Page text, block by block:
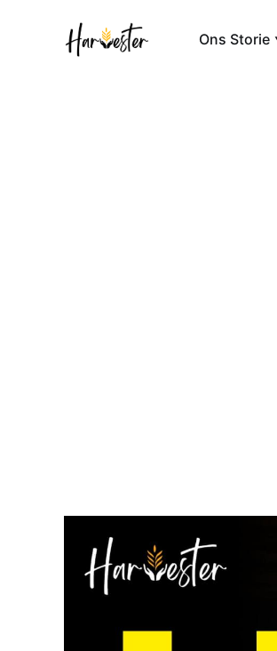
Ons Storie